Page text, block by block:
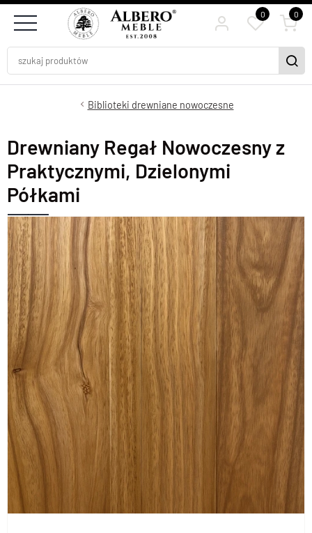
0 0
Biblioteki drewniane nowoczesne
Drewniany Regał Nowoczesny z
Praktycznymi, Dzielonymi
Półkami